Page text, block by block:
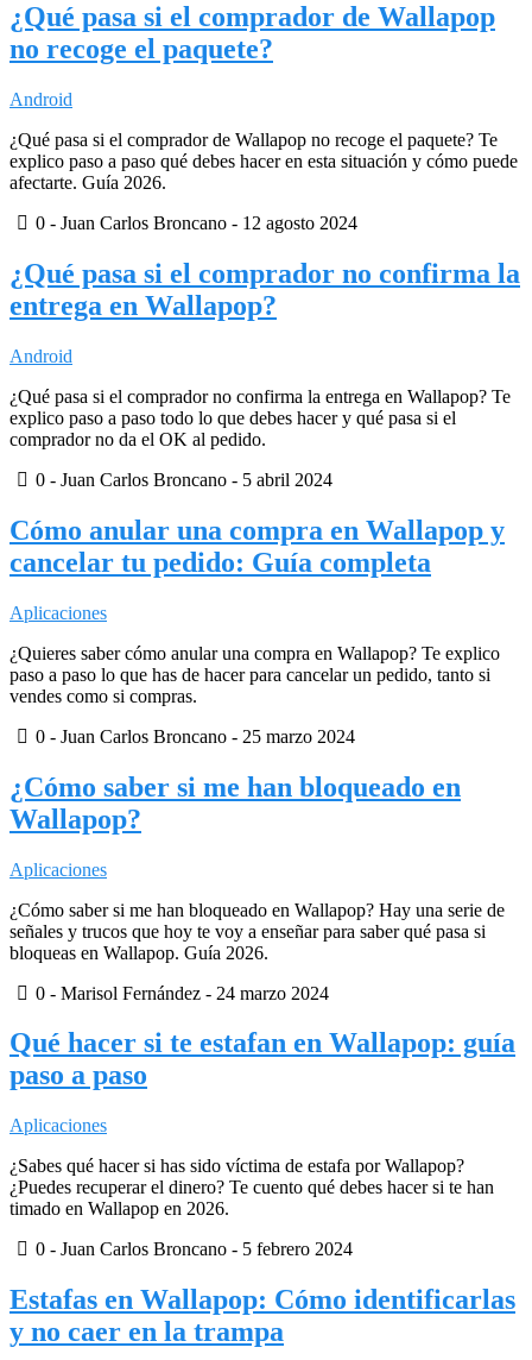
¿Qué pasa si el comprador de Wallapop
no recoge el paquete?
Android
¿Qué pasa si el comprador de Wallapop no recoge el paquete? Te
explico paso a paso qué debes hacer en esta situación y cómo puede
afectarte. Guía 2026.
0 - Juan Carlos Broncano - 12 agosto 2024
¿Qué pasa si el comprador no confirma la
entrega en Wallapop?
Android
¿Qué pasa si el comprador no confirma la entrega en Wallapop? Te
explico paso a paso todo lo que debes hacer y qué pasa si el
comprador no da el OK al pedido.
0 - Juan Carlos Broncano - 5 abril 2024
Cómo anular una compra en Wallapop y
cancelar tu pedido: Guía completa
Aplicaciones
¿Quieres saber cómo anular una compra en Wallapop? Te explico
paso a paso lo que has de hacer para cancelar un pedido, tanto si
vendes como si compras.
0 - Juan Carlos Broncano - 25 marzo 2024
¿Cómo saber si me han bloqueado en
Wallapop?
Aplicaciones
¿Cómo saber si me han bloqueado en Wallapop? Hay una serie de
señales y trucos que hoy te voy a enseñar para saber qué pasa si
bloqueas en Wallapop. Guía 2026.
0 - Marisol Fernández - 24 marzo 2024
Qué hacer si te estafan en Wallapop: guía
paso a paso
Aplicaciones
¿Sabes qué hacer si has sido víctima de estafa por Wallapop?
¿Puedes recuperar el dinero? Te cuento qué debes hacer si te han
timado en Wallapop en 2026.
0 - Juan Carlos Broncano - 5 febrero 2024
Estafas en Wallapop: Cómo identificarlas
y no caer en la trampa